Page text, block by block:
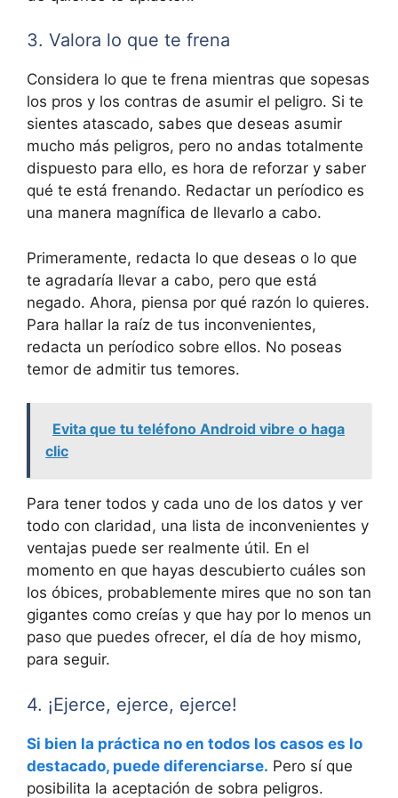
3. Valora lo que te frena
Considera lo que te frena mientras que sopesas
los pros y los contras de asumir el peligro. Si te
sientes atascado, sabes que deseas asumir
mucho más peligros, pero no andas totalmente
dispuesto para ello, es hora de reforzar y saber
qué te está frenando. Redactar un períodico es
una manera magnífica de llevarlo a cabo.
Primeramente, redacta lo que deseas o lo que
te agradaría llevar a cabo, pero que está
negado. Ahora, piensa por qué razón lo quieres.
Para hallar la raíz de tus inconvenientes,
redacta un períodico sobre ellos. No poseas
temor de admitir tus temores.
Evita que tu teléfono Android vibre o haga
clic
Para tener todos y cada uno de los datos y ver
todo con claridad, una lista de inconvenientes y
ventajas puede ser realmente útil. En el
momento en que hayas descubierto cuáles son
los óbices, probablemente mires que no son tan
gigantes como creías y que hay por lo menos un
paso que puedes ofrecer, el día de hoy mismo,
para seguir.
4. ¡Ejerce, ejerce, ejerce!
Si bien la práctica no en todos los casos es lo
destacado, puede diferenciarse. Pero sí que
posibilita la aceptación de sobra peligros.